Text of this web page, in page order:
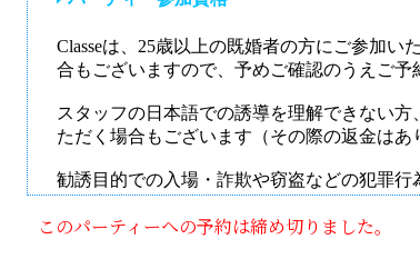
このパーティーへの予約は締め切りました。